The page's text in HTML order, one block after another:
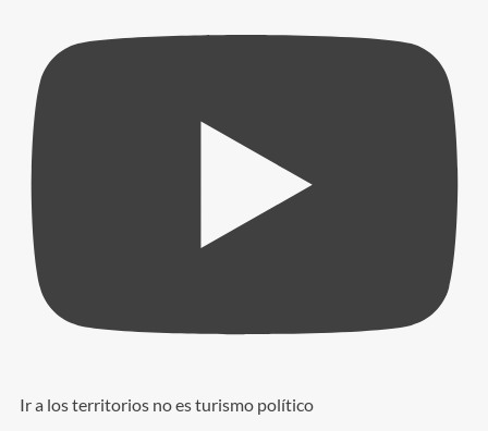
Ir a los territorios no es turismo político